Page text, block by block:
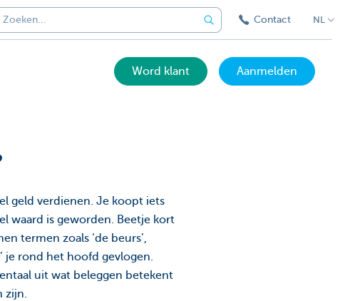
Contact NL
Word klant Aanmelden
geld verdienen. Je koopt iets
waard is geworden. Beetje kort
termen zoals ‘de beurs’,
je rond het hoofd gevlogen.
uit wat beleggen betekent
zijn.